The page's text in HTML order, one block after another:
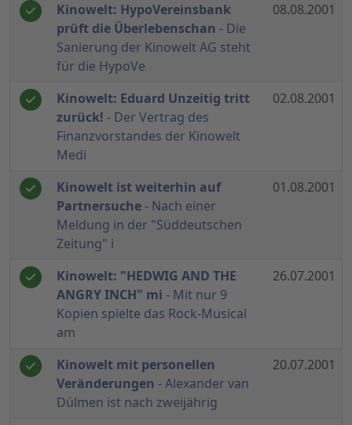
Kinowelt: HypoVereinsbank
prüft die Überlebenschan - Die
Sanierung der Kinowelt AG steht
für die HypoVe
08.08.2001
Kinowelt: Eduard Unzeitig tritt
zurück! - Der Vertrag des
Finanzvorstandes der Kinowelt
Medi
02.08.2001
Kinowelt ist weiterhin auf
Partnersuche - Nach einer
Meldung in der "Süddeutschen
Zeitung" i
01.08.2001
Kinowelt: "HEDWIG AND THE
ANGRY INCH" mi - Mit nur 9
Kopien spielte das Rock-Musical
am
26.07.2001
Kinowelt mit personellen
Veränderungen - Alexander van
Dülmen ist nach zweijährig
20.07.2001